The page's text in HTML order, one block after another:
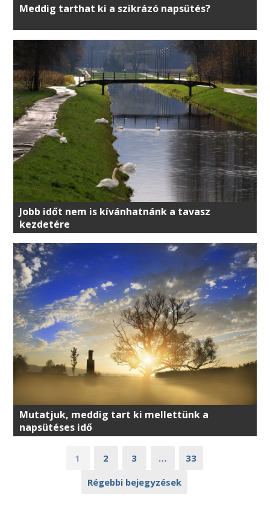
Meddig tarthat ki a szikrázó napsütés?
Jobb időt nem is kívánhatnánk a tavasz
kezdetére
Mutatjuk, meddig tart ki mellettünk a
napsütéses idő
1 2 3 …
33
Régebbi bejegyzések